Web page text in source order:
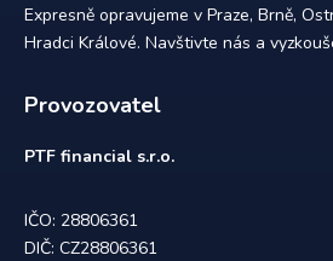
Expresně opravujeme v Praze, Brně,
Hradci Králové. Navštivte nás a
Provozovatel
PTF financial s.r.o.
IČO: 28806361
DIČ: CZ28806361